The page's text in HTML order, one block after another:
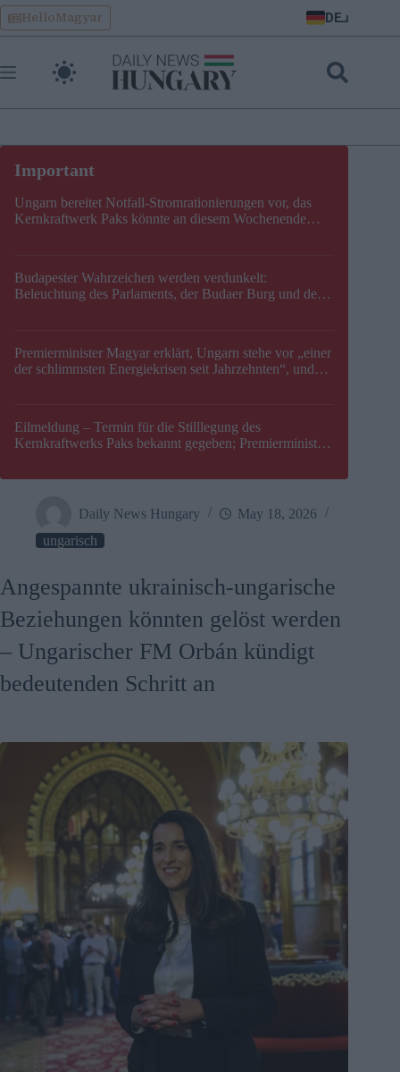
Skip
to
content
HelloMagyar DE
Ungarn bereitet Notfall-Stromrationierungen vor, das
Kernkraftwerk Paks könnte an diesem Wochenende
Budapester Wahrzeichen werden verdunkelt:
Beleuchtung des Parlaments, der Budaer Burg und der
Premierminister Magyar erklärt, Ungarn stehe vor „einer
der schlimmsten Energiekrisen seit Jahrzehnten“, und
Eilmeldung – Termin für die Stilllegung des
Kernkraftwerks Paks bekannt gegeben; Premierminister
Daily News Hungary
May 18, 2026
ungarisch
Angespannte ukrainisch-ungarische
Beziehungen könnten gelöst werden
– Ungarischer FM Orbán kündigt
bedeutenden Schritt an